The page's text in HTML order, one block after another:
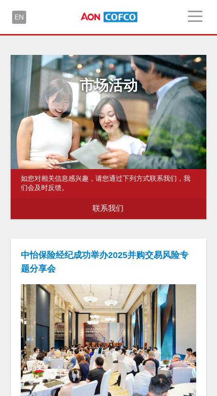
EN
市场活动
如您对相关信息感兴趣，请您通过下列方式联系我们，我
们会及时反馈。
联系我们
中怡保险经纪成功举办2025并购交易风险专
题分享会